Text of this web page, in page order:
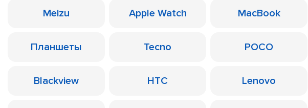
Meizu Apple Watch MacBook
Планшеты Tecno POCO
Blackview HTC Lenovo